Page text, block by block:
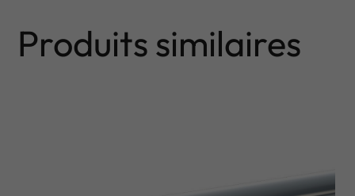
Produits similaires